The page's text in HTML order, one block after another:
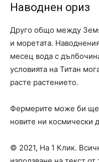
Наводнен ориз
Друго общо между
и моретата.
месец вода с
условията на Титан
расте растението.
Фермерите може би ще
новите ни космически
© 2021, На 1 Клик.